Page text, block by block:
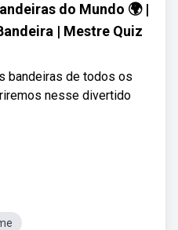
do Mundo 🌍 |
| Mestre Quiz
bandeiras de todos os
nesse divertido